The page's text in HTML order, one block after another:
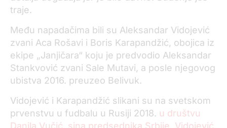
traje.
Među napadačima bili su Aleksandar Vidojević
zvani Aca Rošavi i Boris Karapandžić, obojica iz
ekipe „Janjičara“ koju je predvodio Aleksandar
Stankvović zvani Sale Mutavi, a posle njegovog
ubistva 2016. preuzeo Belivuk.
Vidojević i Karapandžić slikani su na svetskom
prvenstvu u fudbalu u Rusiji 2018. u društvu
Danila Vučić, sina predsednika Srbije
Vidojević